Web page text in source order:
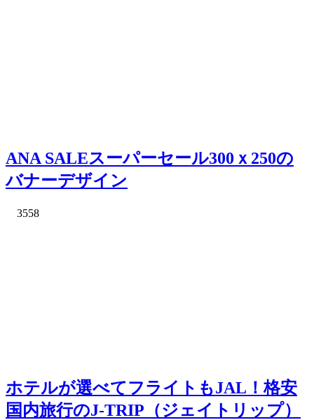
ANA SALEスーパーセール300ｘ250の
バナーデザイン
3558
ホテルが選べてフライトもJAL！格安
国内旅行のJ-TRIP（ジェイトリップ）